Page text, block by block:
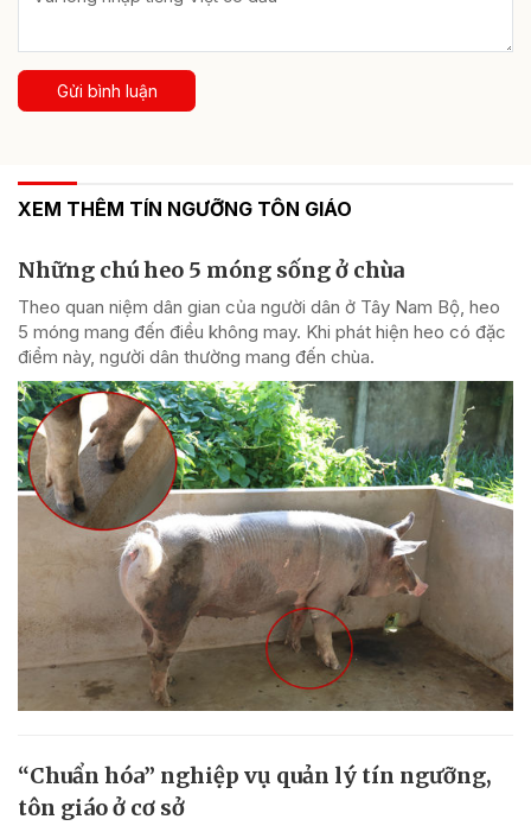
Gửi bình luận
XEM THÊM TÍN NGƯỠNG TÔN GIÁO
Những chú heo 5 móng sống ở chùa
Theo quan niệm dân gian của người dân ở Tây Nam Bộ, heo
5 móng mang đến điều không may. Khi phát hiện heo có đặc
điểm này, người dân thường mang đến chùa.
“Chuẩn hóa” nghiệp vụ quản lý tín ngưỡng,
tôn giáo ở cơ sở